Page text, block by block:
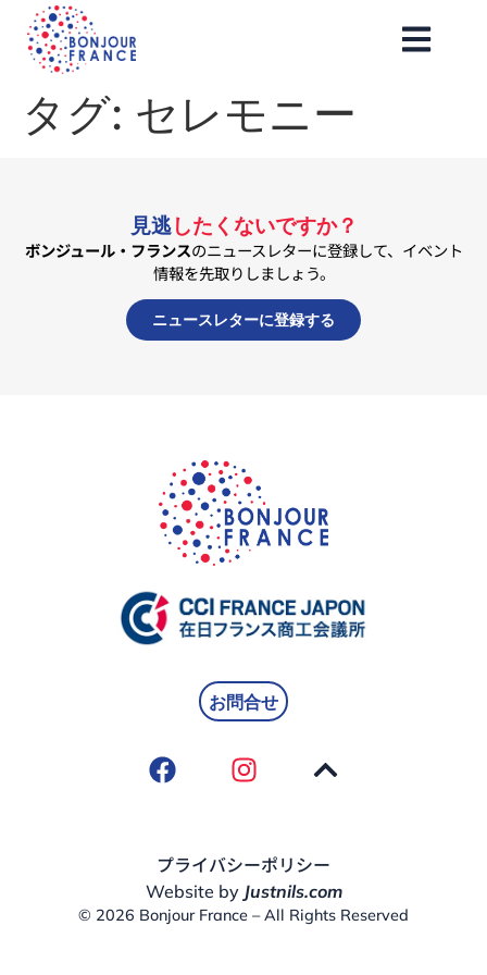
タグ: セレモニー
見逃したくないですか？
ボンジュール・フランスのニュースレターに登録して、イベント
情報を先取りしましょう。
ニュースレターに登録する
お問合せ
© 2026 Bonjour France – All Rights Reserved
プライバシーポリシー
Website by Justnils.com